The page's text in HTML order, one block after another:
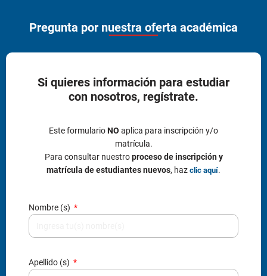
Pregunta por nuestra oferta académica
Si quieres información para estudiar
con nosotros, regístrate.
Este formularioNO aplica para inscripción y/o
matrícula.
Para consultar nuestroproceso de inscripción y
matrícula de estudiantes nuevos, haz clic aquí.
Nombre (s)
Apellido (s)